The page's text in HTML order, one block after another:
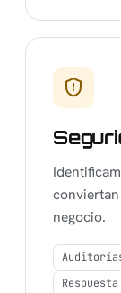
negocio.